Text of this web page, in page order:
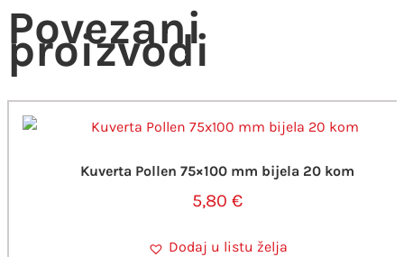
Povezani
proizvodi
Kuverta Pollen 75×100 mm bijela 20 kom
5,80 €
Dodaj u listu želja